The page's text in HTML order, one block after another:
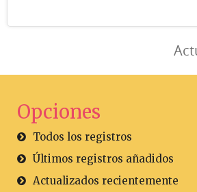
Opciones
Todos los registros
Últimos registros añadidos
Actualizados recientemente